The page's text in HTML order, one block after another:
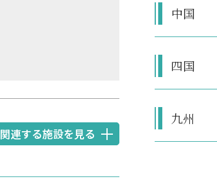
中国
四国
九州
関連する施設を見る